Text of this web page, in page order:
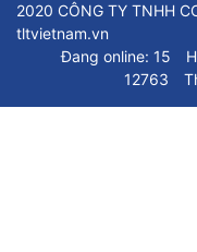
2020 CÔNG TY TNHH
tltvietnam.vn
Đang online: 15
12763